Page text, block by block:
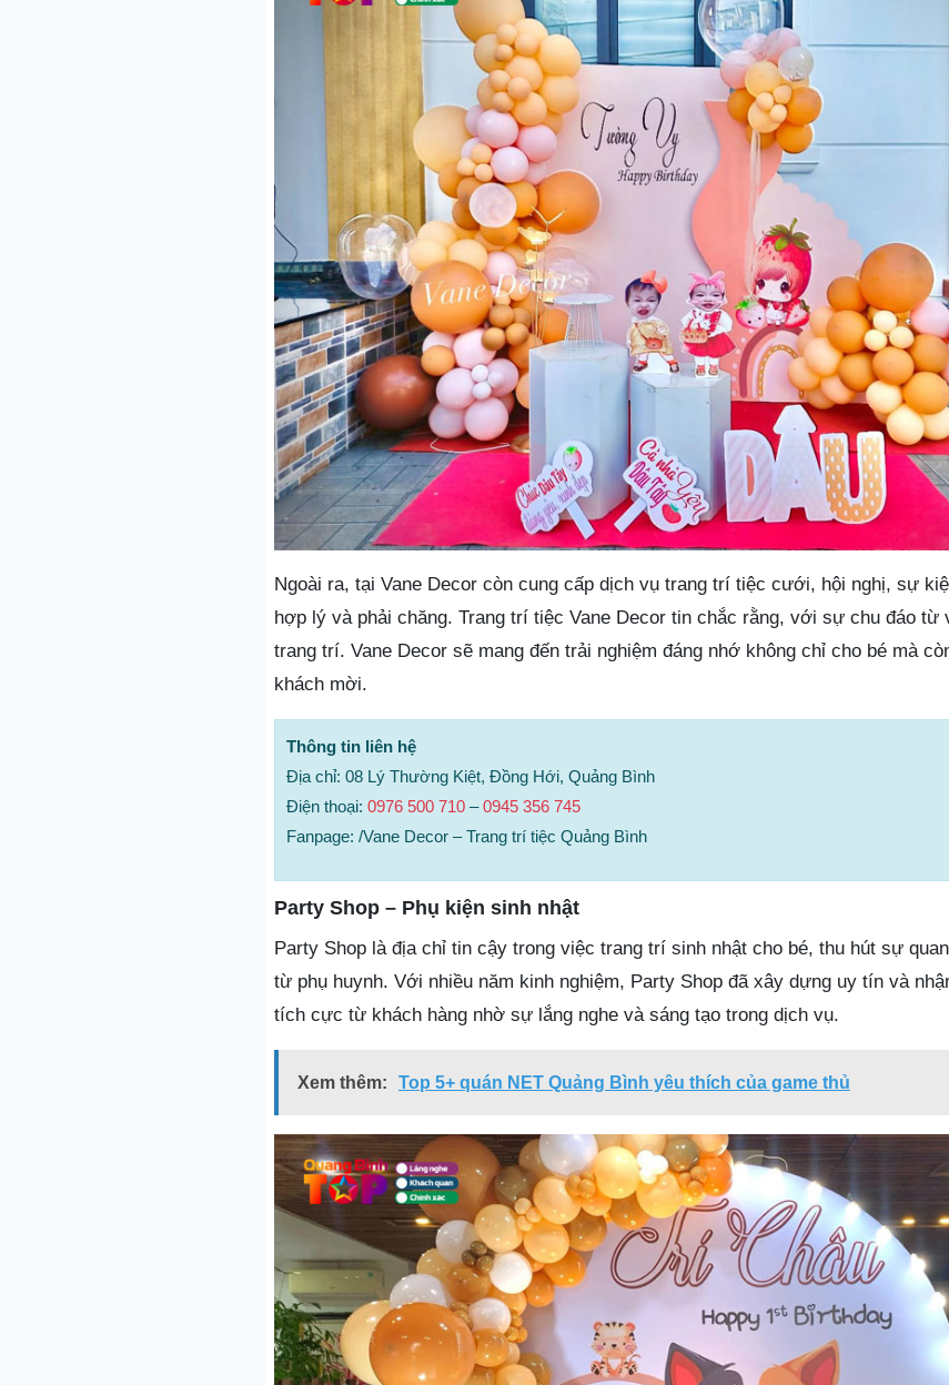
Ngoài ra, tại Vane Decor còn cung cấp dịch vụ trang trí tiệc cưới, hội nghị, sự
hợp lý và phải chăng. Trang trí tiệc Vane Decor tin chắc rằng, với sự chu đáo từ
trang trí. Vane Decor sẽ mang đến trải nghiệm đáng nhớ không chỉ cho bé mà
khách mời.
Thông tin liên hệ
Địa chỉ: 08 Lý Thường Kiệt, Đồng Hới, Quảng Bình
Điện thoại: 0976 500 710 –0945 356 745
Fanpage: /Vane Decor – Trang trí tiệc Quảng Bình
Party Shop – Phụ kiện sinh nhật
Party Shop là địa chỉ tin cậy trong việc trang trí sinh nhật cho bé, thu hút sự
từ phụ huynh. Với nhiều năm kinh nghiệm, Party Shop đã xây dựng uy tín và
tích cực từ khách hàng nhờ sự lắng nghe và sáng tạo trong dịch vụ.
Xem thêm: Top 5+ quán NET Quảng Bình yêu thích của game thủ